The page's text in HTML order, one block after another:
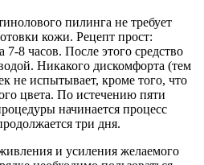
пилинга не требует
кожи. Рецепт прост:
8 часов. После этого средство
Никакого дискомфорта (тем
не испытывает, кроме того, что
цвета. По истечению пяти
начинается процесс
три дня.
и усиления желаемого